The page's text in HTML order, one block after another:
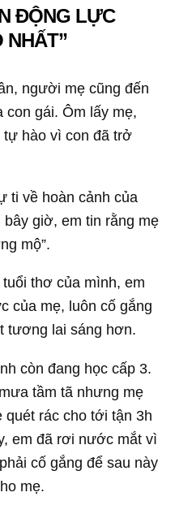
ĐỘNG LỰC
NHẤT”
người mẹ cũng đến
con gái. Ôm lấy mẹ,
tự hào vì con đã trở
ti về hoàn cảnh của
giờ, em tin rằng mẹ
mộ”.
thơ của mình, em
của mẹ, luôn cố gắng
tương lai sáng hơn.
còn đang học cấp 3.
tầm tã nhưng mẹ
quét rác cho tới tận 3h
em đã rơi nước mắt vì
cố gắng để sau này
mẹ.